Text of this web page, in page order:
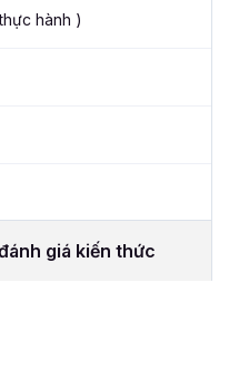
hành )
giá kiến thức